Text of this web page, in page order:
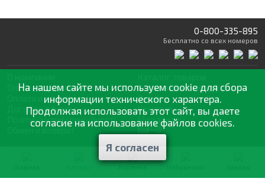
0-800-335-895
Бесплатно со всех номеров
Оптовая продажа
Оплата и доставка
Договор оферты
Політика конфіденційності
Обмен и возврат
Статьии рекомендации
Отзывы
Контакты
Мои заказы
наилучшее для вашего урожая
Корзина
На нашем сайте мы используем cookie для сбора
информации технического характера.
Продолжая использовать этот сайт, вы даете
согласие на использование файлов cookies.
Я согласен